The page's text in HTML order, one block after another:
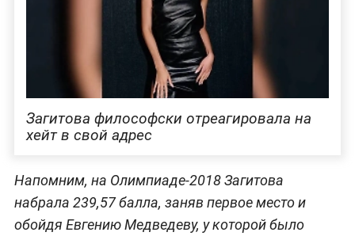
Загитова философски отреагировала на
хейт в свой адрес
Напомним, на Олимпиаде-2018 Загитова
набрала 239,57 балла, заняв первое место и
обойдя Евгению Медведеву, у которой было